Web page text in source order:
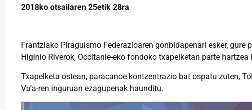
2018ko otsailaren 25etik 28ra
Frantziako Piraguismo Federazioaren gonbidapenari esker, gure
Higinio Riverok, Occitanie-eko fondoko txapelketan parte
Txapelketa ostean, paracanoe kontzentrazio bat ospatu zuten,
Va’a-ren inguruan ezagupenak haunditu.